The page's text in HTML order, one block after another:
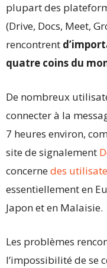
plupart des
(Drive, Docs, Meet,
rencontrent
quatre coins du
De nombreux
connecter à la
7 heures environ,
site de signalement
concernedes
essentiellement en
Japon et en Malaisie.
Les problèmes
l’impossibilité de se